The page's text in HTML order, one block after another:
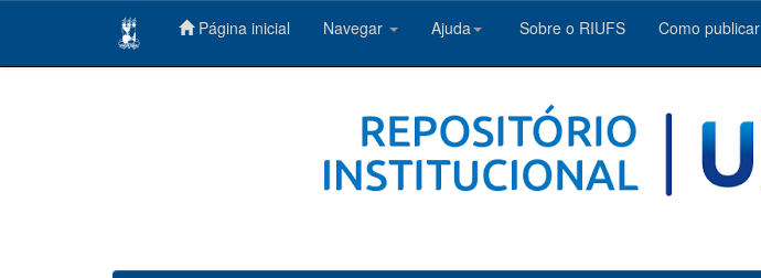
Página inicial Navegar Ajuda Sobre o RIUFS Como publicar